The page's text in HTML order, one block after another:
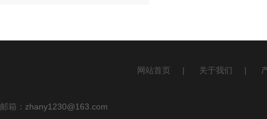
网站首页 | 关于我们 |
邮箱： zhany1230@163.com